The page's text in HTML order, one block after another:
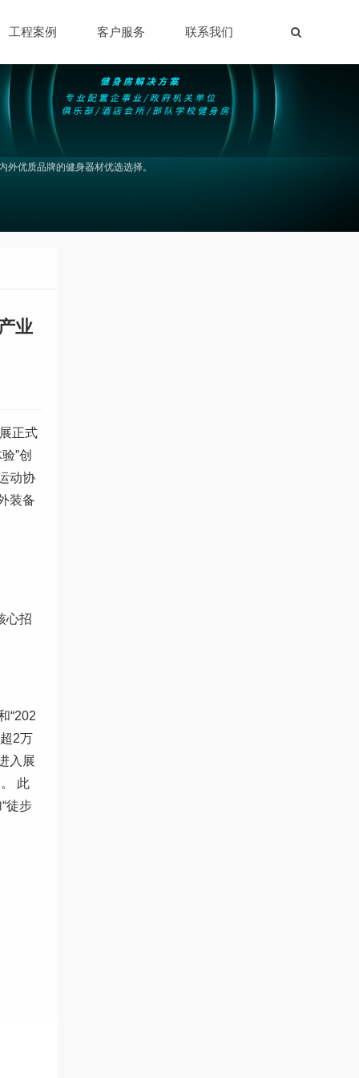
工程案例 客户服务 联系我们
优质品牌的健身器材优选选择。
业
正式
”创
动协
装备
心招
“202
2万
入展
此
徒步